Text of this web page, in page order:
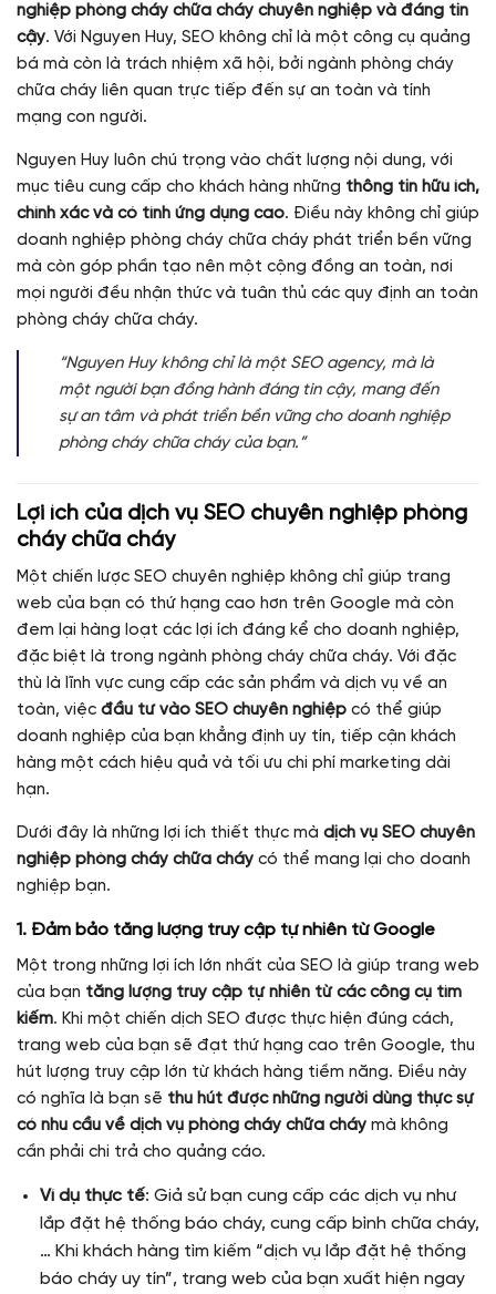
nghiệp phòng cháy chữa cháy chuyên nghiệp và đáng tin
cậy. Với Nguyen Huy, SEO không chỉ là một công cụ quảng
bá mà còn là trách nhiệm xã hội, bởi ngành phòng cháy
chữa cháy liên quan trực tiếp đến sự an toàn và tính
mạng con người.
Nguyen Huy luôn chú trọng vào chất lượng nội dung, với
mục tiêu cung cấp cho khách hàng những thông tin hữu ích,
chính xác và có tính ứng dụng cao. Điều này không chỉ giúp
doanh nghiệp phòng cháy chữa cháy phát triển bền vững
mà còn góp phần tạo nên một cộng đồng an toàn, nơi
mọi người đều nhận thức và tuân thủ các quy định an toàn
phòng cháy chữa cháy.
“Nguyen Huy không chỉ là một SEO agency, mà là
một người bạn đồng hành đáng tin cậy, mang đến
sự an tâm và phát triển bền vững cho doanh nghiệp
phòng cháy chữa cháy của bạn.”
Lợi ích của dịch vụ SEO chuyên nghiệp phòng
cháy chữa cháy
Một chiến lược SEO chuyên nghiệp không chỉ giúp trang
web của bạn có thứ hạng cao hơn trên Google mà còn
đem lại hàng loạt các lợi ích đáng kể cho doanh nghiệp,
đặc biệt là trong ngành phòng cháy chữa cháy. Với đặc
thù là lĩnh vực cung cấp các sản phẩm và dịch vụ về an
toàn, việc đầu tư vào SEO chuyên nghiệp có thể giúp
doanh nghiệp của bạn khẳng định uy tín, tiếp cận khách
hàng một cách hiệu quả và tối ưu chi phí marketing dài
hạn.
Dưới đây là những lợi ích thiết thực mà dịch vụ SEO chuyên
nghiệp phòng cháy chữa cháy có thể mang lại cho doanh
nghiệp bạn.
1. Đảm bảo tăng lượng truy cập tự nhiên từ Google
Một trong những lợi ích lớn nhất của SEO là giúp trang web
của bạn tăng lượng truy cập tự nhiên từ các công cụ tìm
kiếm. Khi một chiến dịch SEO được thực hiện đúng cách,
trang web của bạn sẽ đạt thứ hạng cao trên Google, thu
hút lượng truy cập lớn từ khách hàng tiềm năng. Điều này
có nghĩa là bạn sẽ thu hút được những người dùng thực sự
có nhu cầu về dịch vụ phòng cháy chữa cháy mà không
cần phải chi trả cho quảng cáo.
Ví dụ thực tế: Giả sử bạn cung cấp các dịch vụ như
lắp đặt hệ thống báo cháy, cung cấp bình chữa cháy,
… Khi khách hàng tìm kiếm “dịch vụ lắp đặt hệ thống
báo cháy uy tín”, trang web của bạn xuất hiện ngay